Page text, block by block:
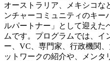
オーストラリア、メキシコな
ンチャーコミュニティのキー
ルパートナー」として迎えた
ムです。プログラムでは、イ
ー、VC、専門家、行政機関
ットワークの紹介や、メンタ